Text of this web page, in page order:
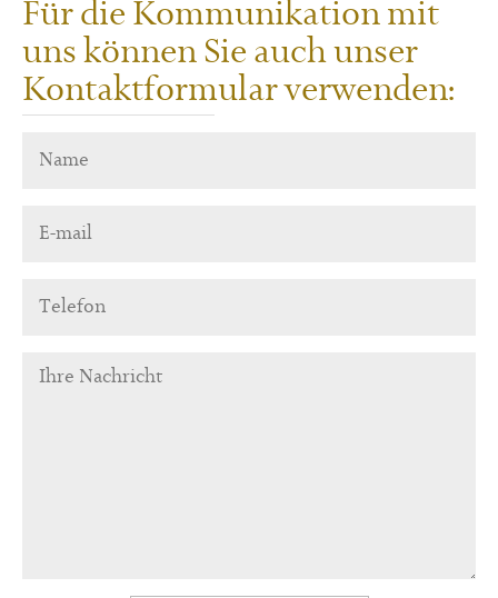
Für die Kommunikation mit
uns können Sie auch unser
Kontaktformular verwenden: